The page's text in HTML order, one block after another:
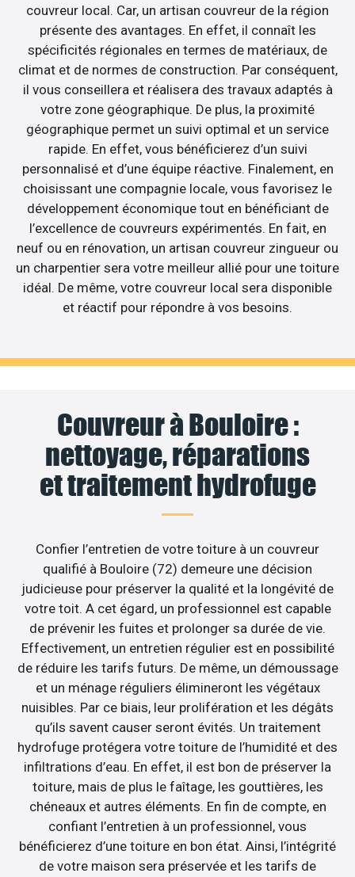
couvreur local. Car, un artisan couvreur de la région
présente des avantages. En effet, il connaît les
spécificités régionales en termes de matériaux, de
climat et de normes de construction. Par conséquent,
il vous conseillera et réalisera des travaux adaptés à
votre zone géographique. De plus, la proximité
géographique permet un suivi optimal et un service
rapide. En effet, vous bénéficierez d’un suivi
personnalisé et d’une équipe réactive. Finalement, en
choisissant une compagnie locale, vous favorisez le
développement économique tout en bénéficiant de
l’excellence de couvreurs expérimentés. En fait, en
neuf ou en rénovation, un artisan couvreur zingueur ou
un charpentier sera votre meilleur allié pour une toiture
idéal. De même, votre couvreur local sera disponible
et réactif pour répondre à vos besoins.
Couvreur à Bouloire :
nettoyage, réparations
et traitement hydrofuge
Confier l’entretien de votre toiture à un couvreur
qualifié à Bouloire (72) demeure une décision
judicieuse pour préserver la qualité et la longévité de
votre toit. A cet égard, un professionnel est capable
de prévenir les fuites et prolonger sa durée de vie.
Effectivement, un entretien régulier est en possibilité
de réduire les tarifs futurs. De même, un démoussage
et un ménage réguliers élimineront les végétaux
nuisibles. Par ce biais, leur prolifération et les dégâts
qu’ils savent causer seront évités. Un traitement
hydrofuge protégera votre toiture de l’humidité et des
infiltrations d’eau. En effet, il est bon de préserver la
toiture, mais de plus le faîtage, les gouttières, les
chéneaux et autres éléments. En fin de compte, en
confiant l’entretien à un professionnel, vous
bénéficierez d’une toiture en bon état. Ainsi, l’intégrité
de votre maison sera préservée et les tarifs de